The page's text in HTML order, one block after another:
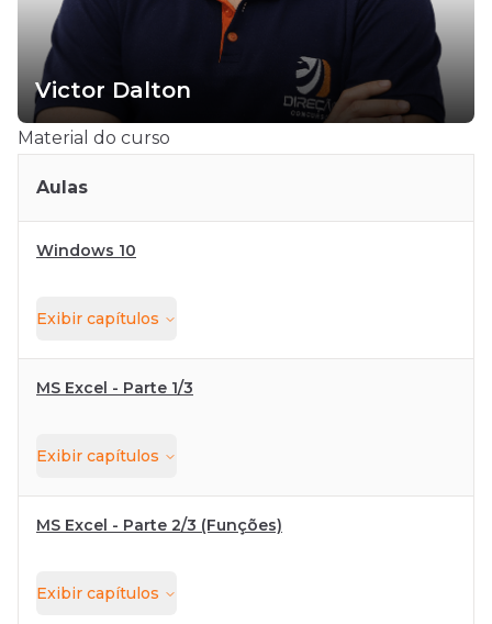
Victor Dalton
Material do curso
Aulas
Windows 10
Exibir capítulos
MS Excel - Parte 1/3
Exibir capítulos
MS Excel - Parte 2/3 (Funções)
Exibir capítulos